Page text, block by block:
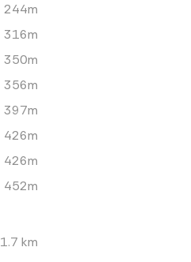
244m
316m
350m
356m
397m
426m
426m
452m
1.7 km